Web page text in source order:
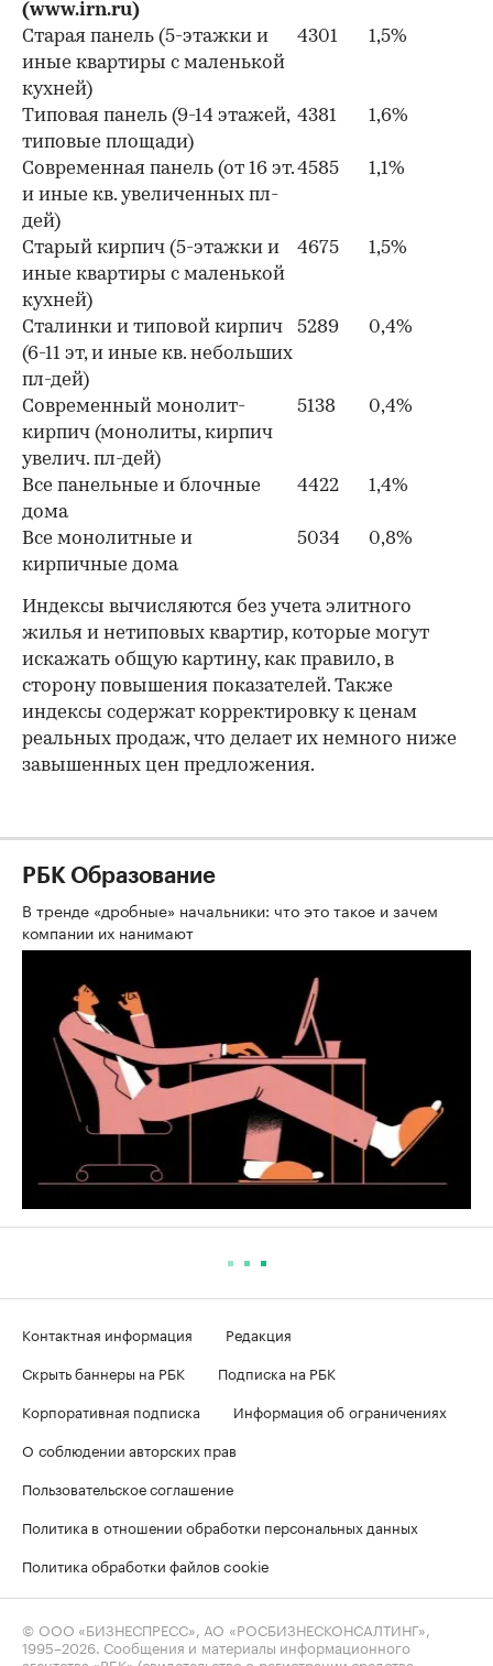
(www.irn.ru)
Старая панель (5-этажки и
иные квартиры с маленькой
кухней)
4301 1,5%
Типовая панель (9-14 этажей,
типовые площади)
4381 1,6%
Современная панель (от 16 эт.
и иные кв. увеличенных пл-
дей)
4585 1,1%
Старый кирпич (5-этажки и
иные квартиры с маленькой
кухней)
4675 1,5%
Сталинки и типовой кирпич
(6-11 эт, и иные кв. небольших
пл-дей)
5289 0,4%
Современный монолит-
кирпич (монолиты, кирпич
увелич. пл-дей)
5138 0,4%
Все панельные и блочные
дома
4422 1,4%
Все монолитные и
кирпичные дома
5034 0,8%
Индексы вычисляются без учета элитного
жилья и нетиповых квартир, которые могут
искажать общую картину, как правило, в
сторону повышения показателей. Также
индексы содержат корректировку к ценам
реальных продаж, что делает их немного ниже
завышенных цен предложения.
РБК Образование
В тренде «дробные» начальники: что это такое и зачем
компании их нанимают
Контактная информация
Редакция
Скрыть баннеры на РБК
Подписка на РБК
Корпоративная подписка
Информация об ограничениях
О соблюдении авторских прав
Пользовательское соглашение
Политика в отношении обработки персональных данных
Политика обработки файлов cookie
© ООО «БИЗНЕСПРЕСС», АО «РОСБИЗНЕСКОНСАЛТИНГ»,
1995–2026. Сообщения и материалы информационного